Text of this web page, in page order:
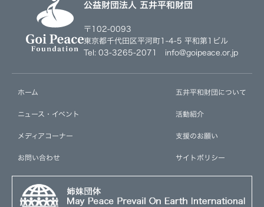
公益財団法人 五井平和財団
〒102-0093
東京都千代田区平河町1-4-5 平和第1ビル
Tel: 03-3265-2071 info@goipeace.or.jp
ホーム
ニュース・イベント
メディアコーナー
お問い合わせ
五井平和財団について
活動紹介
支援のお願い
サイトポリシー